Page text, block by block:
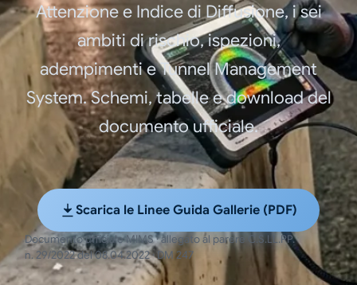
Attenzione e Indice di Diffusione, i sei
ambiti di rischio, ispezioni,
adempimenti e Tunnel Management
System. Schemi, tabelle e download del
documento ufficiale.
Scarica le Linee Guida Gallerie (PDF)
Documento ufficiale MIMS · allegato al parere C.S.LL.PP.
n. 29/2022 del 08.04.2022 · DM 247